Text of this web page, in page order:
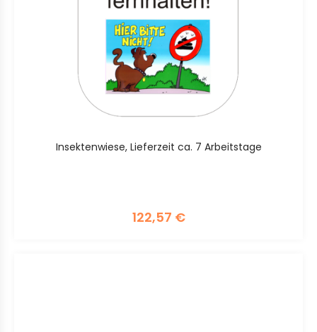
Insektenwiese, Lieferzeit ca. 7 Arbeitstage
122,57 €